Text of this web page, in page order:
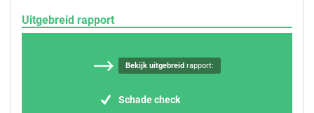
Uitgebreid rapport
Bekijk uitgebreid rapport:
Schade check